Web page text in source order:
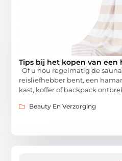
Tips bij het kopen van een
Of u nou regelmatig de
reisliefhebber bent, een
kast, koffer of backpack
Beauty En Verzorging